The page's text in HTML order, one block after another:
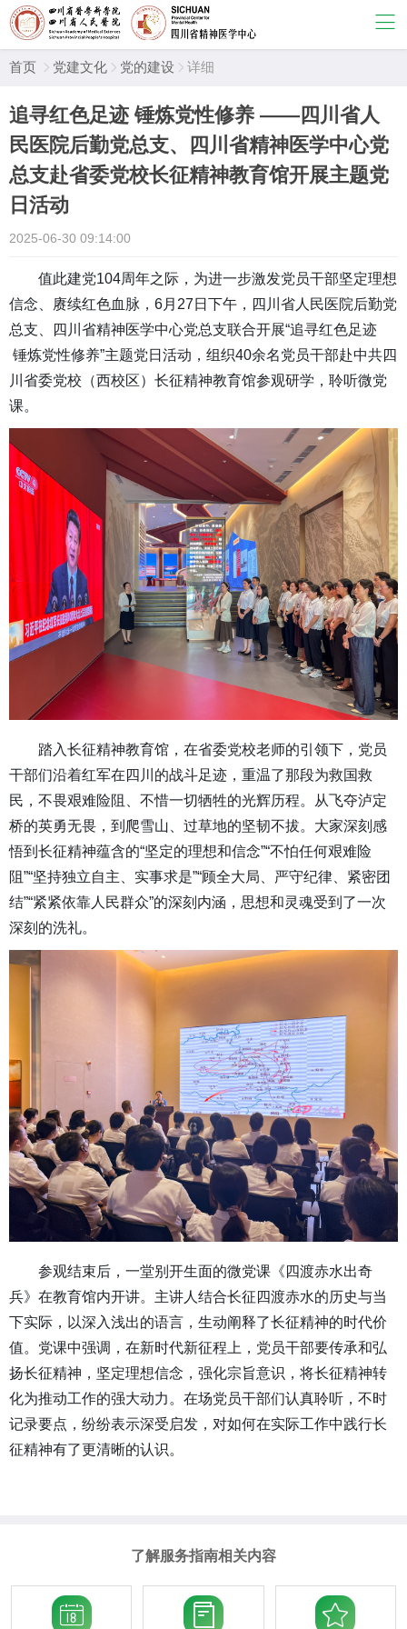
首页  党建文化  党的建设  详细
追寻红色足迹 锤炼党性修养 ——四川省人
民医院后勤党总支、四川省精神医学中心党
总支赴省委党校长征精神教育馆开展主题党
日活动
2025-06-30 09:14:00
值此建党104周年之际，为进一步激发党员干部坚定理想
信念、赓续红色血脉，6月27日下午，四川省人民医院后勤党
总支、四川省精神医学中心党总支联合开展“追寻红色足迹
锤炼党性修养”主题党日活动，组织40余名党员干部赴中共四
川省委党校（西校区）长征精神教育馆参观研学，聆听微党
课。
踏入长征精神教育馆，在省委党校老师的引领下，党员
干部们沿着红军在四川的战斗足迹，重温了那段为救国救
民，不畏艰难险阻、不惜一切牺牲的光辉历程。从飞夺泸定
桥的英勇无畏，到爬雪山、过草地的坚韧不拔。 大家深刻感
悟到长征精神蕴含的“坚定的理想和信念”“不怕任何艰难险
阻”“坚持独立自主、实事求是”“顾全大局、严守纪律、紧密团
结”“紧紧依靠人民群众”的深刻内涵，思想和灵魂受到了一次
深刻的洗礼。
参观结束后，一堂别开生面的微党课《四渡赤水出奇
兵》在教育馆内开讲。主讲人结合长征四渡赤水的历史与当
下实际，以深入浅出的语言，生动阐释了长征精神的时代价
值。党课中强调，在新时代新征程上，党员干部要传承和弘
扬长征精神，坚定理想信念，强化宗旨意识，将长征精神转
化为推动工作的强大动力。在场党员干部们认真聆听，不时
记录要点，纷纷表示深受启发，对如何在实际工作中践行长
征精神有了更清晰的认识。
了解服务指南相关内容
  